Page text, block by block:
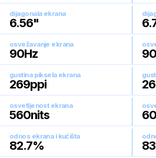
dijagonala ekrana
6.56"
osvežavanje ekrana
90Hz 90
gustina piksela ekrana
269ppi
osvetljenost ekrana
560nits
odnos ekrana i kućišta
82.7%